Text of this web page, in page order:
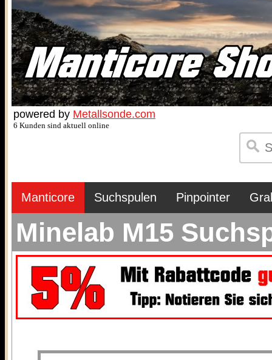
powered by Metallsonde.com
6 Kunden sind aktuell online
Manticore Suchspulen Pinpointer
Minelab M15